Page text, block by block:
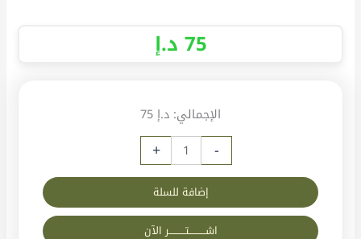
-
+
إضافة للسلة
اشــــــــــتــــــــــر الآن
الإجمالي: د.إ 75
75د.إ